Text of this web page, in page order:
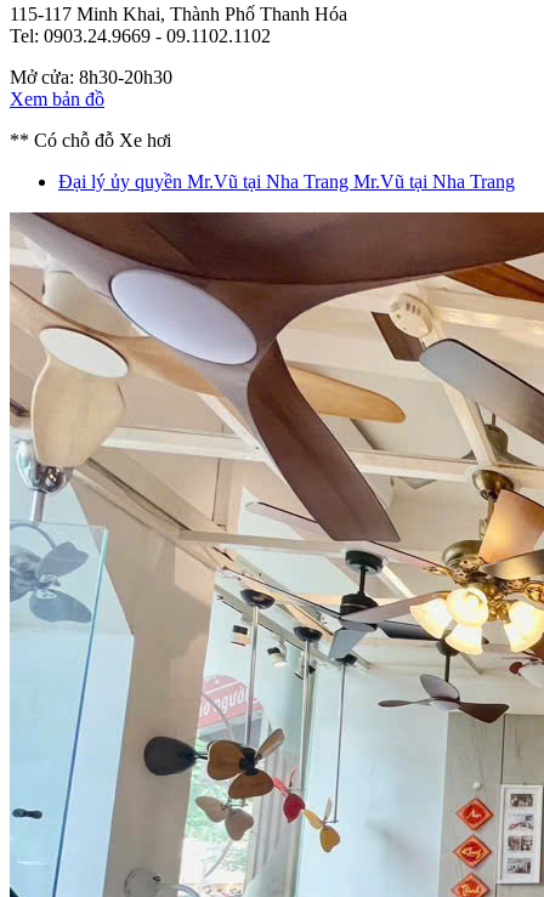
115-117 Minh Khai, Thành Phố Thanh Hóa
Tel: 0903.24.9669 - 09.1102.1102
Mở cửa: 8h30-20h30
Xem bản đồ
** Có chỗ đỗ Xe hơi
Đại lý ủy quyền Mr.Vũ tại Nha Trang Mr.Vũ tại Nha Trang